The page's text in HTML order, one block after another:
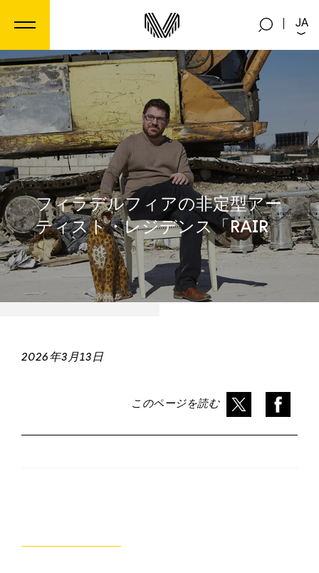
JA
フィラデルフィアの非定型アー
ティスト・レジデンス「RAIR
2026年3月13日
このページを読む